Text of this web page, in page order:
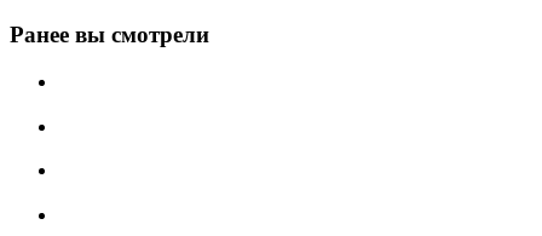
Ранее вы смотрели